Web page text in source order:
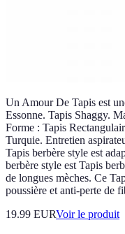
Un Amour De Tapis est
Essonne. Tapis Shaggy.
Forme : Tapis
Turquie. Entretien
Tapis berbère style est
berbère style est Tapis
de longues mèches. Ce
poussière et anti-perte de
19.99 EURVoir le produit